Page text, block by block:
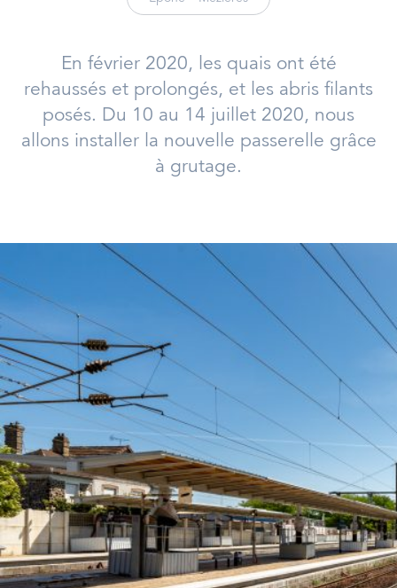
En février 2020, les quais ont été
rehaussés et prolongés, et les abris filants
posés. Du 10 au 14 juillet 2020, nous
allons installer la nouvelle passerelle grâce
à grutage.